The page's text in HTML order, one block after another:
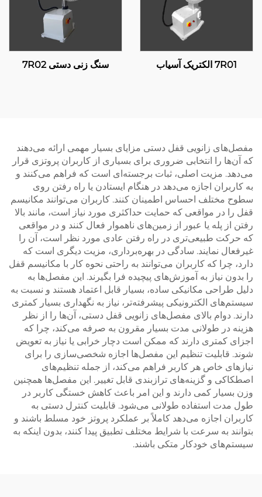
7R01 الکتریک آسیاب سنگ زنی دستی 7R02
مفصل‌های زانویی قفل دستی مزایای بسیار مهمی ارائه می‌دهند
که آن‌ها را انتخابی ضروری برای بسیاری از کاربران پروتزی قرار
می‌دهد. مزیت اصلی، ثبات برجسته‌ای است که فراهم می‌کنند و
به کاربران اجازه می‌دهد در هنگام ایستادن یا راه رفتن روی
سطوح مختلف احساس اطمینان کنند. کاربران می‌توانند مکانیسم
قفل را در مواقعی که حمایت حداکثری مورد نیاز است، مانند بالا
رفتن از پله یا عبور از زمین‌های ناهموار فعال کنند و در مواقعی
که حرکت طبیعی‌تری در راه رفتن عادی مورد نظر است، آن را
غیرفعال نمایند. سادگی در بهره‌برداری، مزیت دیگری است که
دارد، چرا که کاربران می‌توانند به راحتی نحوه کار با مکانیسم قفل
را بدون نیاز به آموزش‌های پیچیده فرا بگیرند. این مفصل‌ها به
دلیل طراحی مکانیکی ساده، بسیار قابل اعتماد هستند و نسبت به
سیستم‌های الکترونیکی پیشرفته‌تر، نیاز به نگهداری بسیار کمتری
دارند. دوام بالای مفصل‌های زانویی قفل دستی، آن‌ها را از نظر
هزینه در طولانی مدت بسیار مقرون به صرفه می‌کند، چرا که
اجزای کمتری دارند که ممکن است دچار خرابی یا نیاز به تعویض
شوند. قابلیت تنظیم این مفصل‌ها اجازه شخصی‌سازی را برای
نیازهای خاص هر کاربر فراهم می‌کند، از جمله تنظیم‌های
اصطکاکی و گزینه‌های ترازبندی قابل تغییر. این مفصل‌ها همچنین
وزن بسیار کمی دارند و این امر باعث کاهش خستگی کاربر در
طول مدت استفاده طولانی می‌شود. قابلیت کنترل دستی به
کاربران اجازه می‌دهد کاملاً بر عملکرد پروتز خود مسلط باشند و
بتوانند به سرعت با شرایط مختلف تطبیق پیدا کنند، بدون اینکه به
سیستم‌های خودکار متکی باشند.